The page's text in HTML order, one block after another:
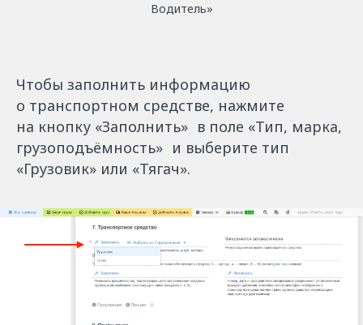
Водитель»
Чтобы заполнить информацию
о транспортном средстве, нажмите
на кнопку «Заполнить» в поле «Тип, марка,
грузоподъёмность» и выберите тип
«Грузовик» или «Тягач».